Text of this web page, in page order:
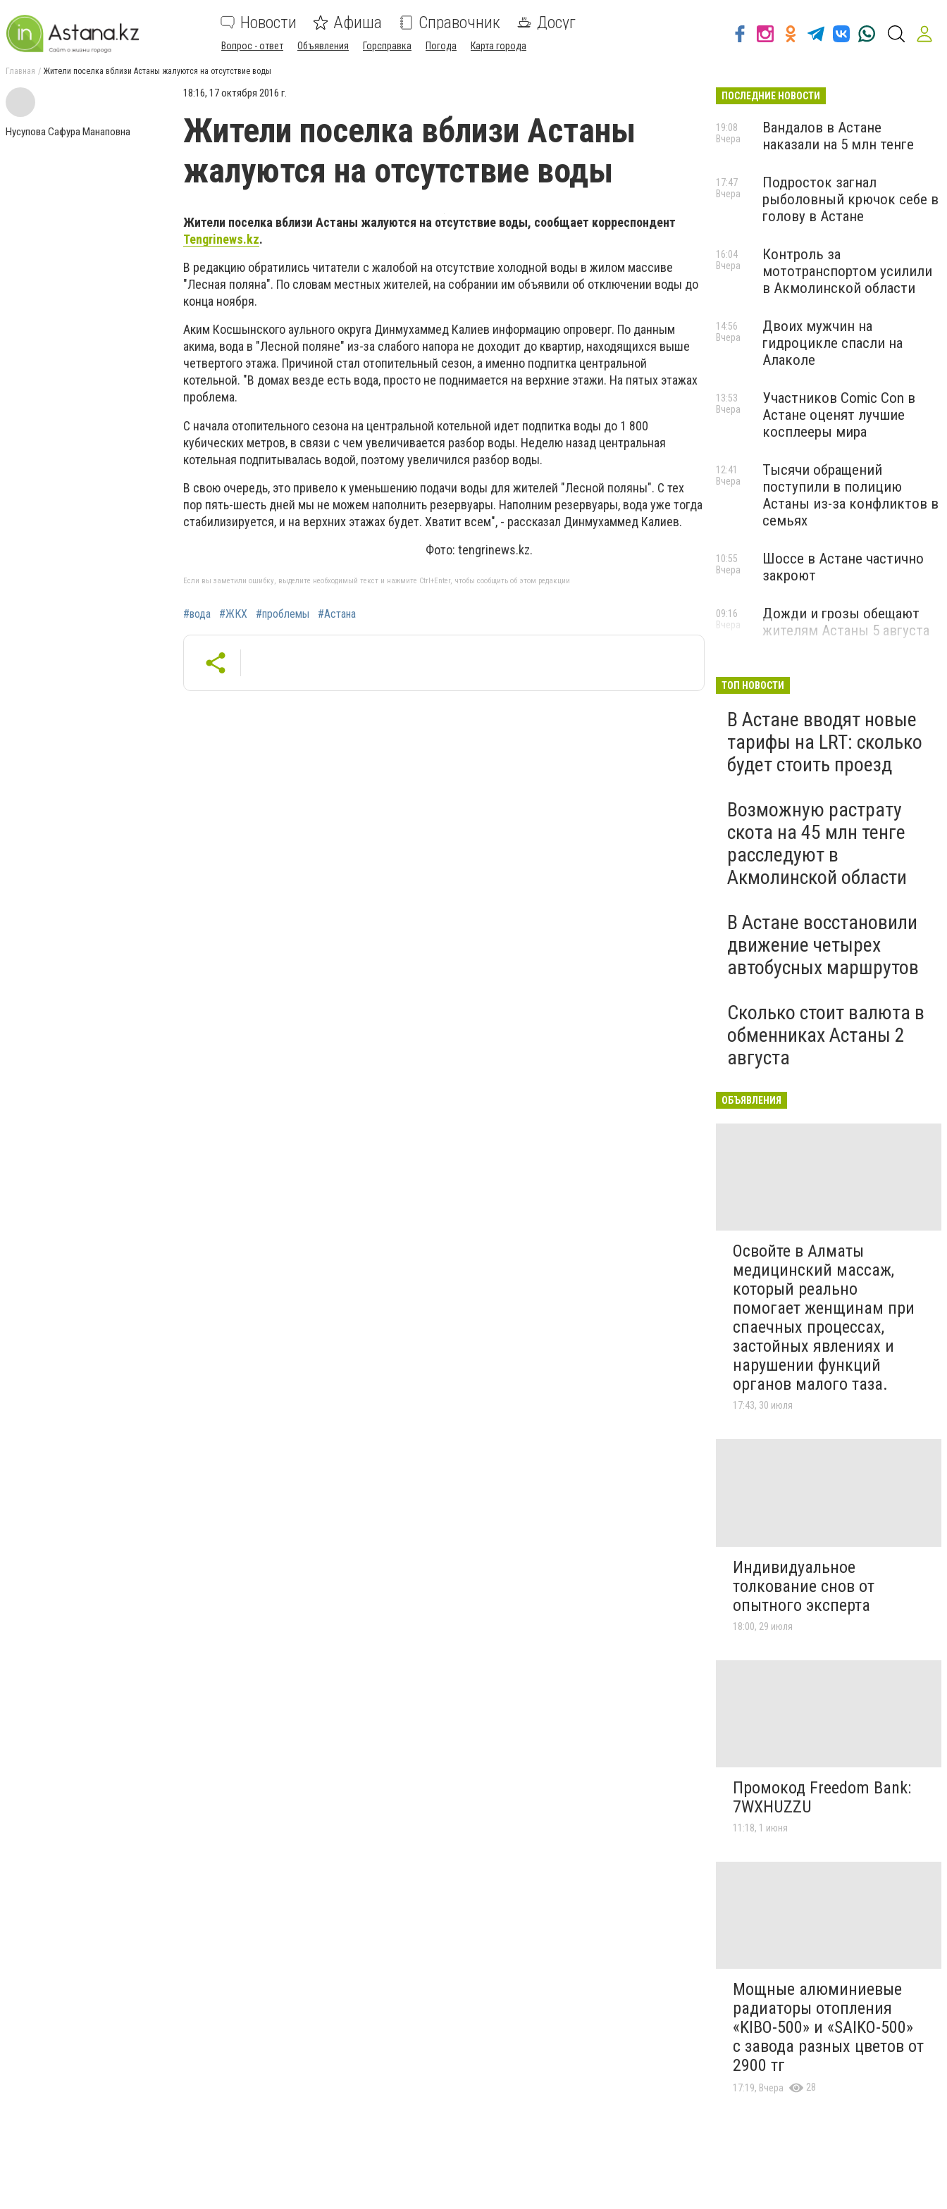
Новости Афиша Справочник Досуг
Вопрос - ответ Объявления Горсправка Погода Карта города
Главная Жители поселка вблизи Астаны жалуются на отсутствие воды
Нусупова Сафура Манаповна
18:16, 17 октября 2016 г.
Жители поселка вблизи Астаны
жалуются на отсутствие воды
Жители поселка вблизи Астаны жалуются на отсутствие воды, сообщает корреспондент
Tengrinews.kz.
В редакцию обратились читатели с жалобой на отсутствие холодной воды в жилом массиве
"Лесная поляна". По словам местных жителей, на собрании им объявили об отключении воды до
конца ноября.
Аким Косшынского аульного округа Динмухаммед Калиев информацию опроверг. По данным
акима, вода в "Лесной поляне" из-за слабого напора не доходит до квартир, находящихся выше
четвертого этажа. Причиной стал отопительный сезон, а именно подпитка центральной
котельной. "В домах везде есть вода, просто не поднимается на верхние этажи. На пятых этажах
проблема.
С начала отопительного сезона на центральной котельной идет подпитка воды до 1 800
кубических метров, в связи с чем увеличивается разбор воды. Неделю назад центральная
котельная подпитывалась водой, поэтому увеличился разбор воды.
В свою очередь, это привело к уменьшению подачи воды для жителей "Лесной поляны". С тех
пор пять-шесть дней мы не можем наполнить резервуары. Наполним резервуары, вода уже тогда
стабилизируется, и на верхних этажах будет. Хватит всем", - рассказал Динмухаммед Калиев.
Фото: tengrinews.kz.
Если вы заметили ошибку, выделите необходимый текст и нажмите Ctrl+Enter, чтобы сообщить об этом редакции
#вода #ЖКХ #проблемы #Астана
ПОСЛЕДНИЕ НОВОСТИ
Вандалов в Астане
наказали на 5 млн тенге
19:08
Вчера
Подросток загнал
рыболовный крючок себе в
голову в Астане
17:47
Вчера
Контроль за
мототранспортом усилили
в Акмолинской области
16:04
Вчера
Двоих мужчин на
гидроцикле спасли на
Алаколе
14:56
Вчера
Участников Comic Con в
Астане оценят лучшие
косплееры мира
13:53
Вчера
Тысячи обращений
поступили в полицию
Астаны из-за конфликтов в
семьях
12:41
Вчера
Шоссе в Астане частично
закроют
10:55
Вчера
Дожди и грозы обещают
жителям Астаны 5 августа
09:16
Вчера
ТОП НОВОСТИ
В Астане вводят новые
тарифы на LRT: сколько
будет стоить проезд
Возможную растрату
скота на 45 млн тенге
расследуют в
Акмолинской области
В Астане восстановили
движение четырех
автобусных маршрутов
Сколько стоит валюта в
обменниках Астаны 2
августа
ОБЪЯВЛЕНИЯ
Освойте в Алматы
медицинский массаж,
который реально
помогает женщинам при
спаечных процессах,
застойных явлениях и
нарушении функций
органов малого таза.
17:43, 30 июля
Индивидуальное
толкование снов от
опытного эксперта
18:00, 29 июля
Промокод Freedom Bank:
7WXHUZZU
11:18, 1 июня
Мощные алюминиевые
радиаторы отопления
«KIBO-500» и «SAIKO-500»
с завода разных цветов от
2900 тг
17:19, Вчера 28